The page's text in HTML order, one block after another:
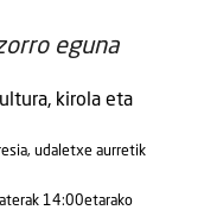
eguna
kirola eta
udaletxe aurretik
14:00etarako